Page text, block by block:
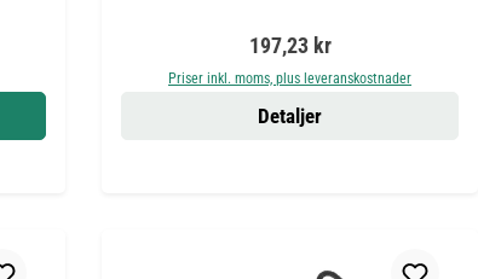
Ordinarie pris:
197,23 kr
Priser inkl. moms, plus leveranskostnader
Detaljer